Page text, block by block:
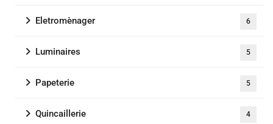
Eletromènager 6
Luminaires 5
Papeterie 5
Quincaillerie 4